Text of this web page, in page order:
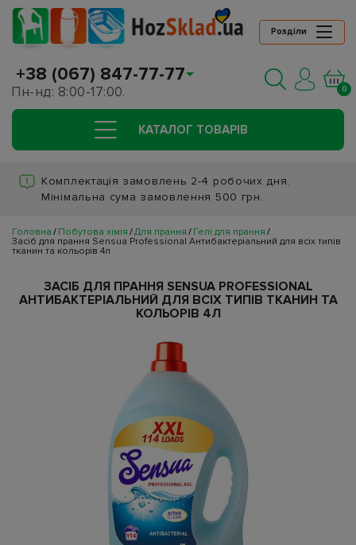
Розділи
+38 (067) 847-77-77
Пн-нд: 8:00-17:00. 0
КАТАЛОГ ТОВАРIВ
Комплектація замовлень 2-4 робочих дня.
Мінімальна сума замовлення 500 грн.
Головна Побутова хімія Для прання
Гелі для прання
Засіб для прання Sensua Professional Антибактеріальний для всіх типів
тканин та кольорів 4л
ЗАСІБ ДЛЯ ПРАННЯ SENSUA PROFESSIONAL
АНТИБАКТЕРІАЛЬНИЙ ДЛЯ ВСІХ ТИПІВ ТКАНИН ТА
КОЛЬОРІВ 4Л